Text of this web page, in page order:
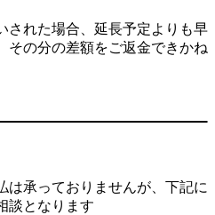
された場合、延長予定よりも早
その分の差額をご返金できかね
は承っておりませんが、下記に
談となります